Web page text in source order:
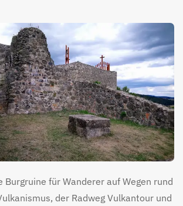
Burgruine für Wanderer auf Wegen rund
der Radweg Vulkantour und